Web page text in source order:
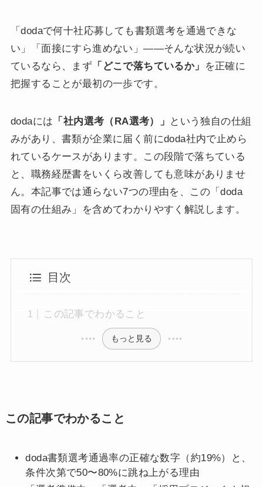
「dodaで何十社応募しても書類選考を通過できな
い」「面接にすら進めない」——そんな状況が続い
ているなら、まず 「どこで落ちているか」
を正確に
把握することが最初の一歩です。
dodaには 「社内選考（RA選考）」
という独自の仕組
みがあり、書類が企業に届く前にdoda社内で止めら
れているケースがあります。この段階で落ちている
と、職務経歴書をいくら改善しても意味がありませ
ん。本記事では通らない7つの理由を、この「doda
固有の仕組み」を含めてわかりやすく解説します。
目次
この記事でわかること
もっと見る
この記事でわかること
doda書類選考通過率の正確な数字（約19%）と、
条件次第で50〜80%に跳ね上がる理由